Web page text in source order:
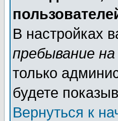
В настройках
пребывание
только
будете
Вернуться к